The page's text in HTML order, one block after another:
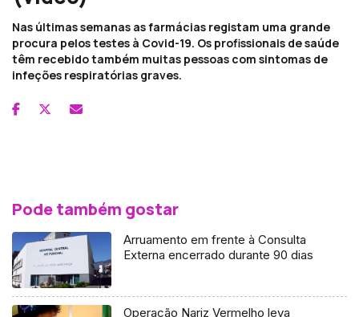
Nas últimas semanas as farmácias registam uma grande
procura pelos testes à Covid-19. Os profissionais de saúde
têm recebido também muitas pessoas com sintomas de
infeções respiratórias graves.
Pode também gostar
Arruamento em frente à Consulta
Externa encerrado durante 90 dias
Operação Nariz Vermelho leva